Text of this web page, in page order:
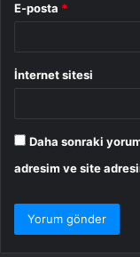
E-posta *
İnternet sitesi
Daha sonraki
adresim ve site